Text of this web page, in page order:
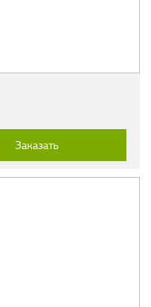
Заказать